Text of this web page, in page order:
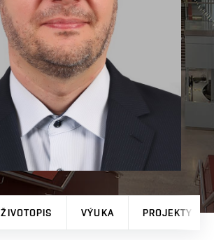
ŽIVOTOPIS VÝUKA PROJEKTY